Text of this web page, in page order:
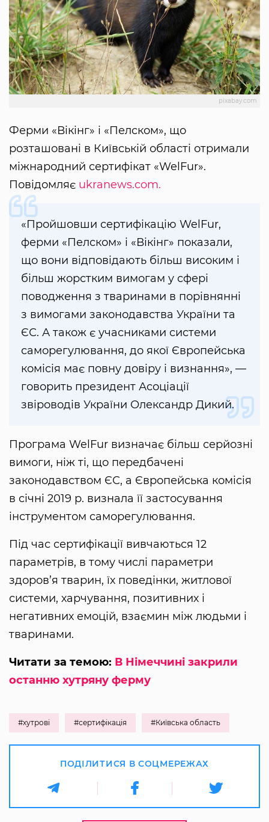
pixabay.com
Ферми «Вікінг» і «Пелском», що
розташовані в Київській області отримали
міжнародний сертифікат «WelFur».
Повідомляє ukranews.com.
«Пройшовши сертифікацію WelFur,
ферми «Пелском» і «Вікінг» показали,
що вони відповідають більш високим і
більш жорстким вимогам у сфері
поводження з тваринами в порівнянні
з вимогами законодавства України та
ЄС. А також є учасниками системи
саморегулювання, до якої Європейська
комісія має повну довіру і визнання», —
говорить президент Асоціації
звіроводів України Олександр Дикий.
Програма WelFur визначає більш серйозні
вимоги, ніж ті, що передбачені
законодавством ЄС, а Європейська комісія
в січні 2019 р. визнала її застосування
інструментом саморегулювання.
Під час сертифікації вивчаються 12
параметрів, в тому числі параметри
здоров’я тварин, їх поведінки, житлової
системи, харчування, позитивних і
негативних емоцій, взаємин між людьми і
тваринами.
Читати за темою: В Німеччині закрили
останню хутряну ферму
#хутрові #сертифікація #Київська область
ПОДІЛИТИСЯ В СОЦМЕРЕЖАХ